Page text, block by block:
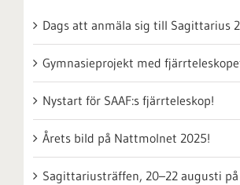
Dags att anmäla sig till Sagittarius
Gymnasieprojekt med
Nystart för SAAF:s fjärrteleskop!
Årets bild på Nattmolnet 2025!
Sagittariusträffen, 20–22 augusti på